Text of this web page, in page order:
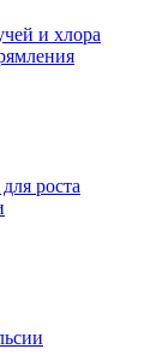
и хлора
роста